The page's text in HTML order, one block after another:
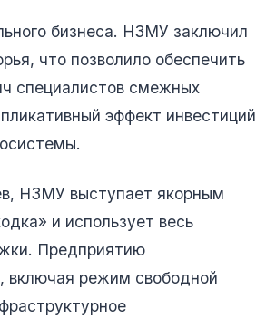
бизнеса. НЗМУ заключил
что позволило обеспечить
специалистов смежных
эффект инвестиций
НЗМУ выступает якорным
и использует весь
Предприятию
включая режим свободной